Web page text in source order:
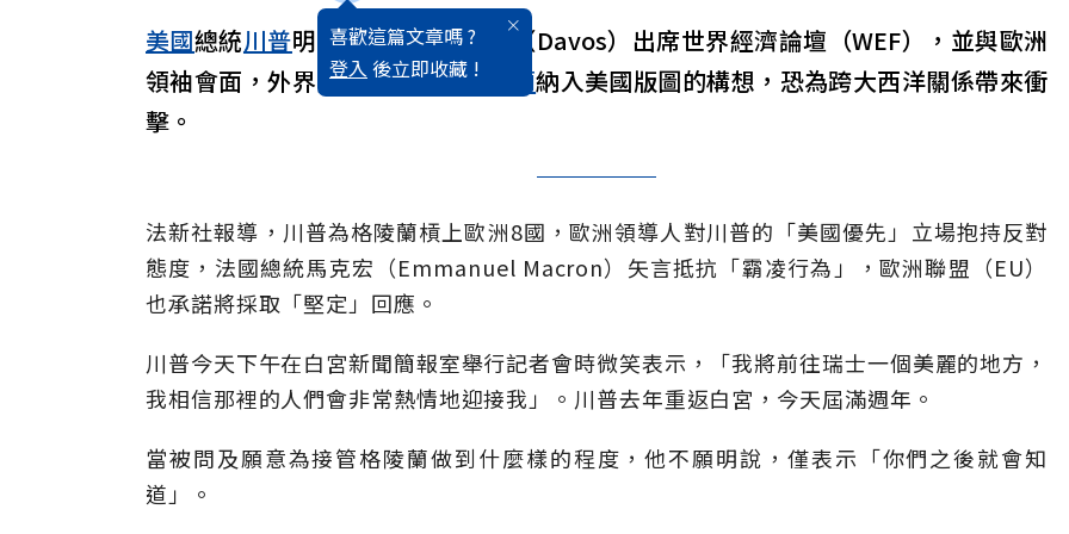
喜歡這篇文章嗎 ?
登入 後立即收藏 !
美國總統川普明天將在瑞士達沃斯（Davos）出席世界經濟論壇（WEF），並與歐洲
領袖會面，外界關注他有意將格陵蘭納入美國版圖的構想，恐為跨大西洋關係帶來衝
擊。
法新社報導，川普為格陵蘭槓上歐洲8國，歐洲領導人對川普的「美國優先」立場抱持反對
態度，法國總統馬克宏（Emmanuel Macron）矢言抵抗「霸凌行為」，歐洲聯盟（EU）
也承諾將採取「堅定」回應。
川普今天下午在白宮新聞簡報室舉行記者會時微笑表示，「我將前往瑞士一個美麗的地方，
我相信那裡的人們會非常熱情地迎接我」。川普去年重返白宮，今天屆滿週年。
當被問及願意為接管格陵蘭做到什麼樣的程度，他不願明說，僅表示「你們之後就會知
道」。